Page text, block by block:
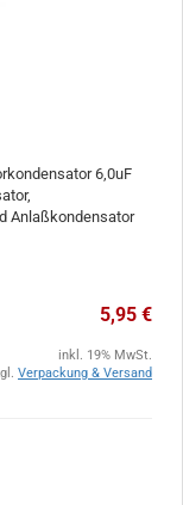
6,0uF
Anlaßkondensator
5,95 €
inkl. 19% MwSt.
Verpackung & Versand